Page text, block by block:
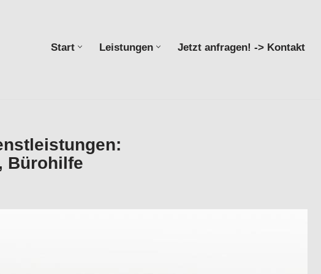
Start Leistungen Jetzt anfragen! -> Kontakt
Bürohilfe